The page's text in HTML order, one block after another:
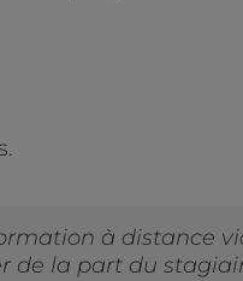
à distance
la part du